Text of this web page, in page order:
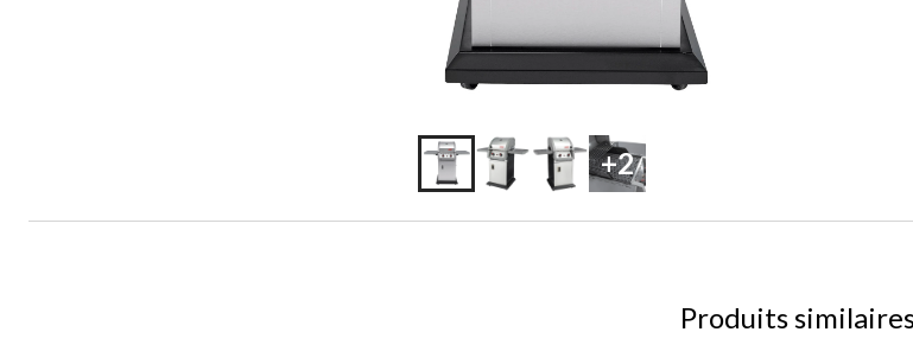
+2
Produits